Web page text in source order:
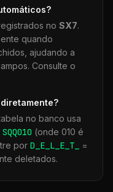
no SX7.
quando
ajudando a
Consulte o
no banco usa
SQQ010 (onde 010 é
por D_E_L_E_T_
=
deletados.